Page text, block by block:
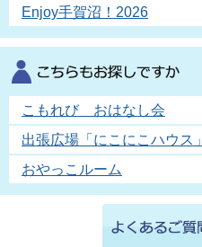
Enjoy手賀沼！2026
こもれび おはなし会
出張広場「にこにこハウス」
おやっこルーム